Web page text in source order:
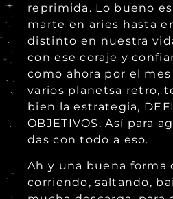
reprimida. Lo bueno
marte en aries hasta
distinto en nuestra
con ese coraje y
como ahora por el
varios planetsa retro,
bien la estrategia,
OBJETIVOS. Así para
das con todo a eso.
Ah y una buena forma
corriendo, saltando,